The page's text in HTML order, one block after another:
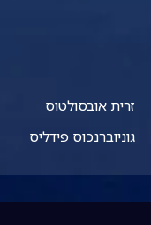
זרית אובסולטוס
גוניוברנכוס פידליס